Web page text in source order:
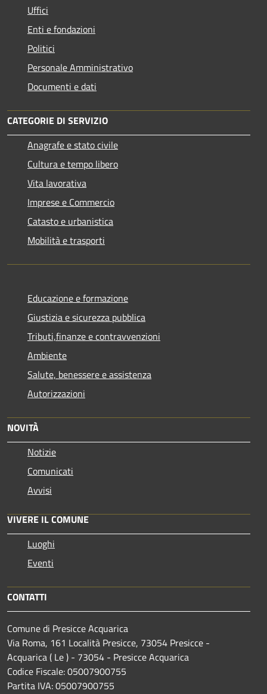
Uffici
Enti e fondazioni
Politici
Personale Amministrativo
Documenti e dati
CATEGORIE DI SERVIZIO
Anagrafe e stato civile
Cultura e tempo libero
Vita lavorativa
Imprese e Commercio
Catasto e urbanistica
Mobilità e trasporti
Educazione e formazione
Giustizia e sicurezza pubblica
Tributi,finanze e contravvenzioni
Ambiente
Salute, benessere e assistenza
Autorizzazioni
NOVITÀ
Notizie
Comunicati
Avvisi
VIVERE IL COMUNE
Luoghi
Eventi
CONTATTI
Comune di Presicce Acquarica
Via Roma, 161 Località Presicce, 73054 Presicce -
Acquarica ( Le ) - 73054 - Presicce Acquarica
Codice Fiscale: 05007900755
Partita IVA: 05007900755